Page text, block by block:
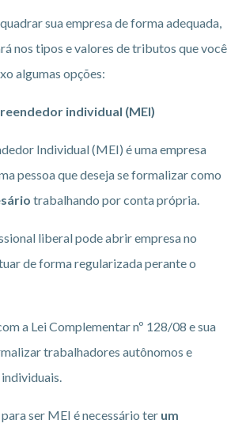
sua empresa de forma adequada,
nos tipos e valores de tributos que você
algumas opções:
individual (MEI)
Individual (MEI) é uma empresa
pessoa que deseja se formalizar como
trabalhando por conta própria.
liberal pode abrir empresa no
de forma regularizada perante o
a Lei Complementar nº 128/08 e sua
trabalhadores autônomos e
ser MEI é necessário ter um